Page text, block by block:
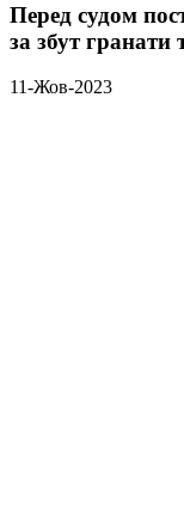
Перед судом
за збут гранати
11-Жов-2023